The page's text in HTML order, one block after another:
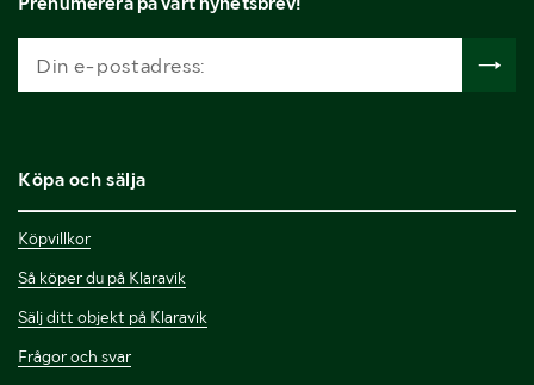
Köpa och sälja
Köpvillkor
Så köper du på Klaravik
Sälj ditt objekt på Klaravik
Frågor och svar